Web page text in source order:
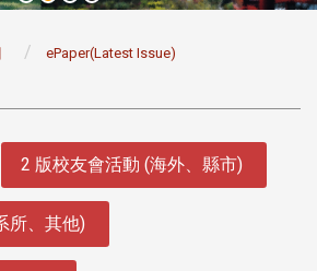
ePaper(Latest Issue)
2 版校友會活動 (海外、縣市)
所、其他)